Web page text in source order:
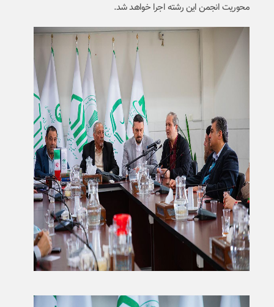
محوریت انجمن این رشته اجرا خواهد شد.